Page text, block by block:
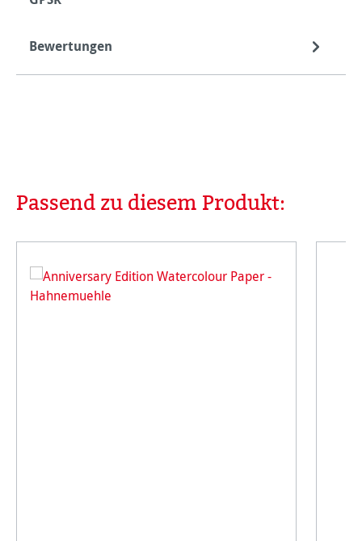
Bewertungen
Produktgalerie überspringen
Passend zu diesem Produkt: